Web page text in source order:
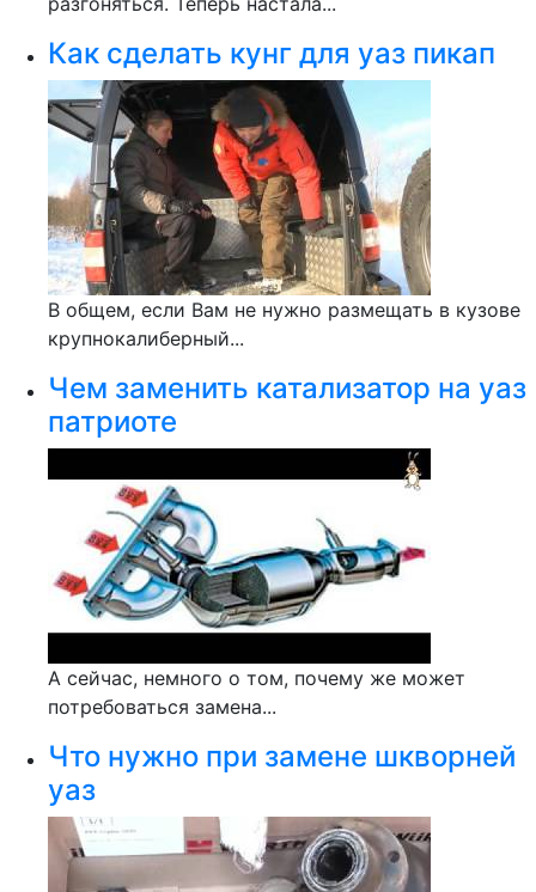
Как сделать кунг для уаз пикап
В общем, если Вам не нужно размещать в кузове
крупнокалиберный...
Чем заменить катализатор на уаз
патриоте
А сейчас, немного о том, почему же может
потребоваться замена...
Что нужно при замене шкворней
уаз